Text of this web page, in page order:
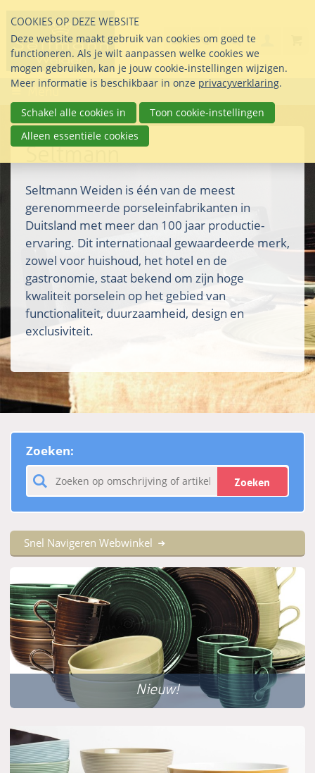
links
over
Direct
naar
inhoud
Direct
naar
het
info@seltmann-
Stel uw vraag
085 76 07 000
Search
Menu
Seltmann
Seltmann Weiden is één van de meest
gerenommeerde porseleinfabrikanten in
Duitsland met meer dan 100 jaar productie-
ervaring. Dit internationaal gewaardeerde merk,
zowel voor huishoud, het hotel en de
gastronomie, staat bekend om zijn hoge
kwaliteit porselein op het gebied van
functionaliteit, duurzaamheid, design en
exclusiviteit.
Zoeken:
Zoeken
Snel Navigeren Webwinkel
Nieuw!
COOKIES OP DEZE WEBSITE
Deze website maakt gebruik van cookies om goed te
functioneren. Als je wilt aanpassen welke cookies we
mogen gebruiken, kan je jouw cookie-instellingen wijzigen.
Meer informatie is beschikbaar in onze privacyverklaring.
Schakel alle cookies in
Toon cookie-instellingen
Alleen essentiële cookies